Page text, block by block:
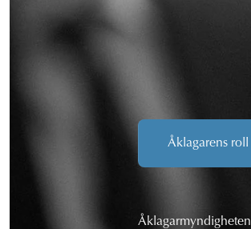
Åklagarens roll
Åklagarmyndigheten